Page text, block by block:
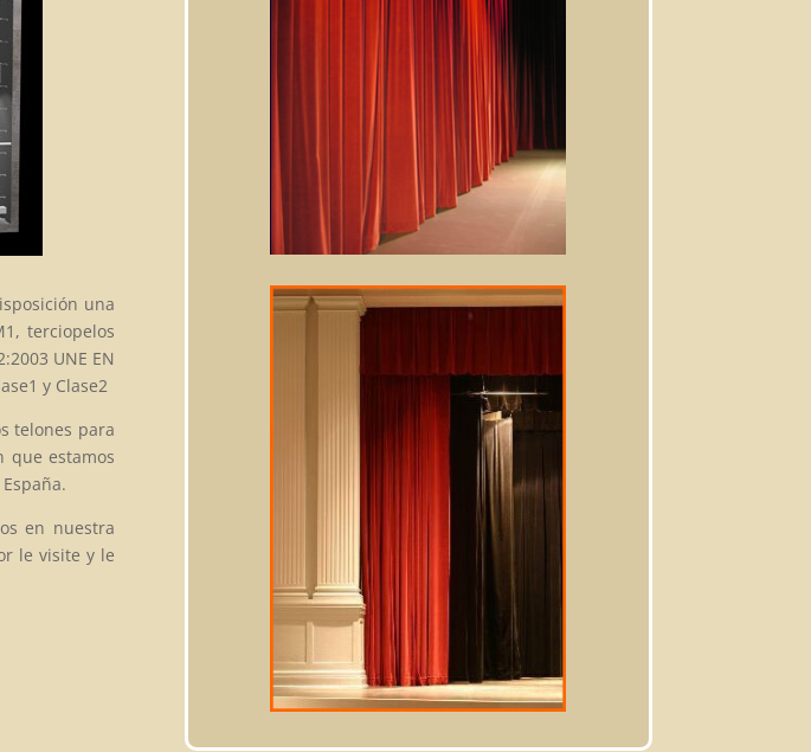
una
terciopelos
UNE EN
y Clase2
telones para
que estamos
en nuestra
le visite y le